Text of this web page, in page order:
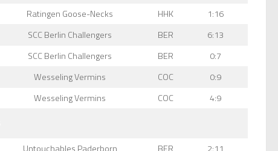
Ratingen Goose-Necks HHK
1:16
SCC Berlin Challengers BER
6:13
SCC Berlin Challengers BER
0:7
Wesseling Vermins COC
0:9
Wesseling Vermins COC
4:9